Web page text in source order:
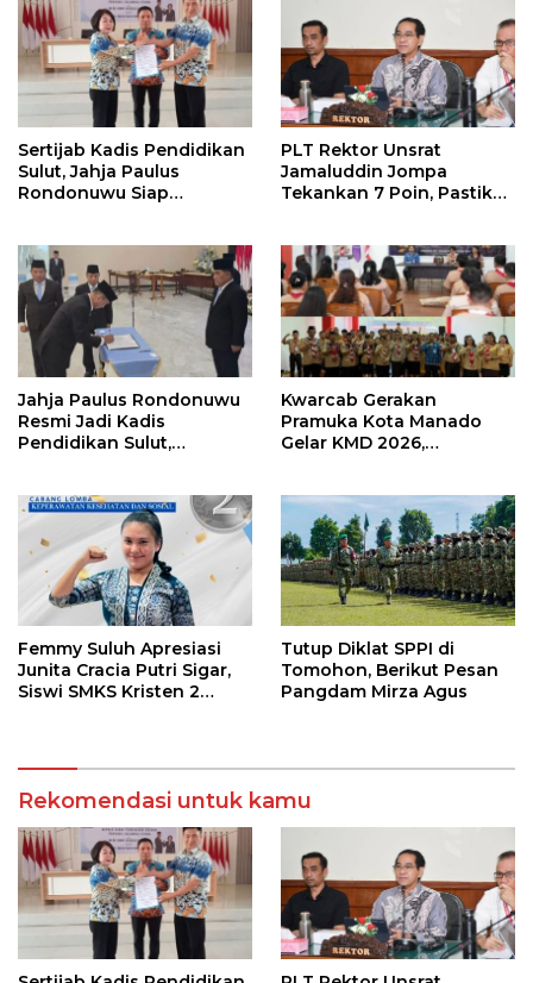
Sertijab Kadis Pendidikan
Sulut, Jahja Paulus
Rondonuwu Siap
PLT Rektor Unsrat
Jamaluddin Jompa
Tekankan 7 Poin, Pastikan
Jahja Paulus Rondonuwu
Resmi Jadi Kadis
Pendidikan Sulut,
Kwarcab Gerakan
Pramuka Kota Manado
Gelar KMD 2026,
Pramuka
Femmy Suluh Apresiasi
Junita Cracia Putri Sigar,
Siswi SMKS Kristen 2
Tutup Diklat SPPI di
Tomohon, Berikut Pesan
Pangdam Mirza Agus
Rekomendasi untuk kamu